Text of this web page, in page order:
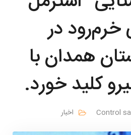
در
همدان با
کلید خورد.
Control اخبار